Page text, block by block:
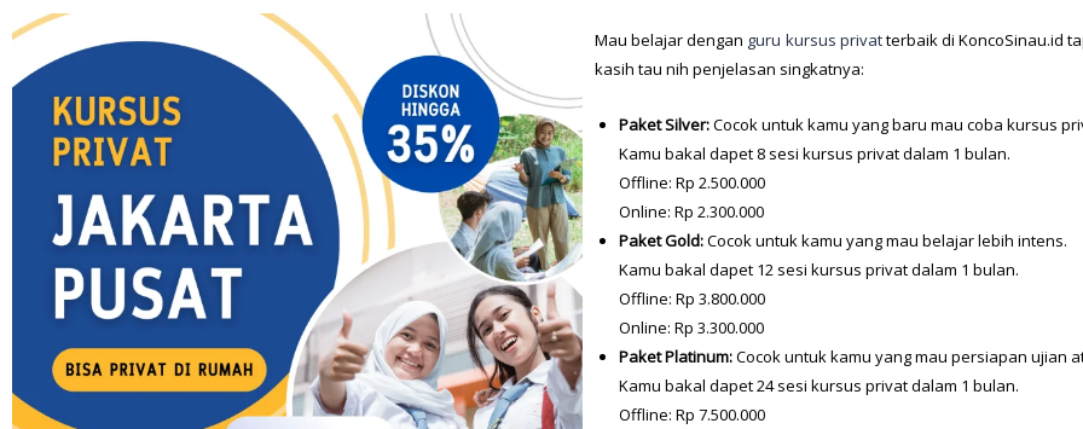
Mau belajar dengan guru kursus privatterbaik di KoncoSinau.id
kasih tau nih penjelasan singkatnya:
Paket Silver:Cocok untuk kamu yang baru mau coba kursus
Kamu bakal dapet 8 sesi kursus privat dalam 1 bulan.
Offline: Rp 2.500.000
Online: Rp 2.300.000
Paket Gold:Cocok untuk kamu yang mau belajar lebih intens.
Kamu bakal dapet 12 sesi kursus privat dalam 1 bulan.
Offline: Rp 3.800.000
Online: Rp 3.300.000
Paket Platinum:Cocok untuk kamu yang mau persiapan ujian
Kamu bakal dapet 24 sesi kursus privat dalam 1 bulan.
Offline: Rp 7.500.000